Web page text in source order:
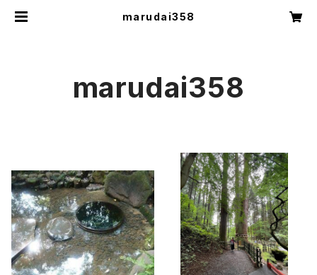
marudai358
marudai358